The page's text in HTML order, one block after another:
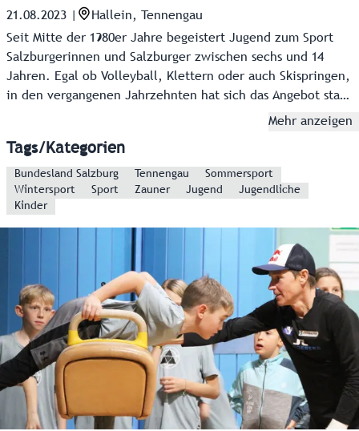
21.08.2023
Hallein, Tennengau
Seit Mitte der 1980er Jahre begeistert Jugend zum Sport
Salzburgerinnen und Salzburger zwischen sechs und 14
Jahren. Egal ob Volleyball, Klettern oder auch Skispringen,
in den vergangenen Jahrzehnten hat sich das Angebot stark
vergrößert. Tausende teilnehmende Kinder und
erwartet.
Mehr anzeigen
Tags/Kategorien
Bundesland Salzburg Tennengau
Sommersport
Wintersport
Sport Zauner Jugend
Jugendliche
Kinder